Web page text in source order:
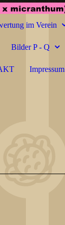
im Verein
Bilder P - Q
Impressum